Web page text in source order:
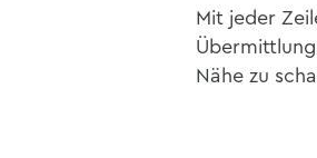
Mit jeder
Nähe zu